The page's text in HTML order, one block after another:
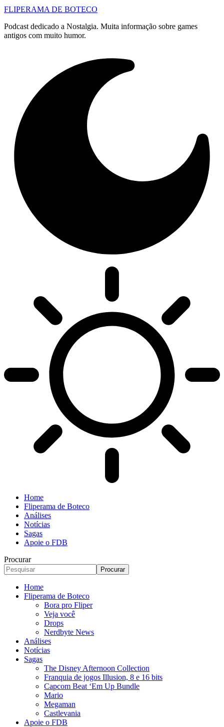
FLIPERAMA DE BOTECO
Podcast dedicado a Nostalgia. Muita informação sobre games
antigos com muito humor.
Home
Fliperama de Boteco
Análises
Notícias
Sagas
Apoie o FDB
Procurar
Home
Fliperama de Boteco
Bora pro Fliper
Veja você
Drops
Nerdbyte News
Análises
Notícias
Sagas
The Disney Afternoon Collection
Franquia de jogos Illusion, 8 e 16 bits
Capcom Beat ‘Em Up Bundle
Mario
Megaman
Castlevania
Apoie o FDB